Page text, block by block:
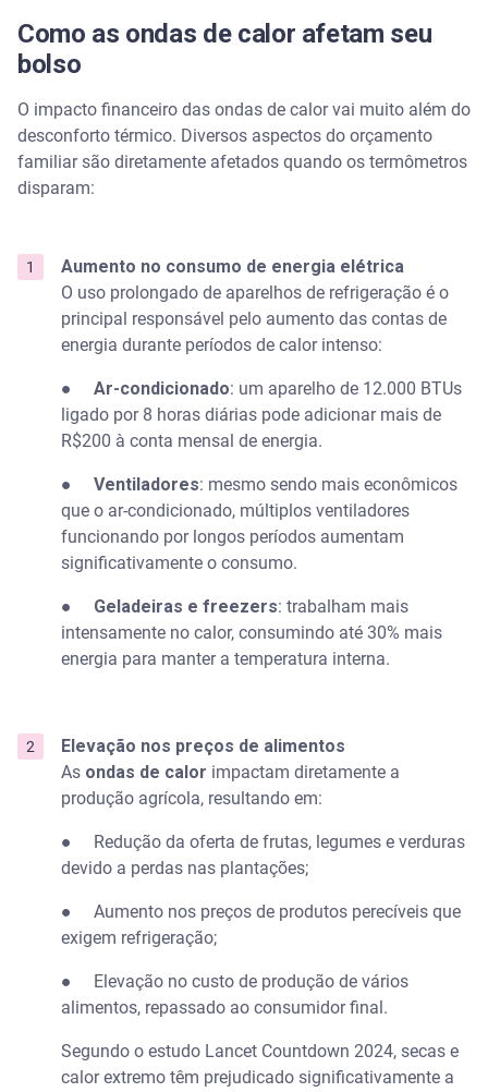
Sem título
Aproveite alternativas de menor custo
Sem título
Sem título
Reduza fontes internas de calor
Sem título
Otimize o uso da geladeira
Sem título
Planeje suas compras de alimentos
Sem título
Economize água sem comprometer a hidratação
Invista em soluções de longo prazo
Sem título
Adapte a rotina às temperaturas
Sem título
Monitore seus gastos
Aprenda a economizar
Como as ondas de calor afetam seu
bolso
O impacto financeiro das ondas de calor vai muito além do
desconforto térmico. Diversos aspectos do orçamento
familiar são diretamente afetados quando os termômetros
disparam:
Aumento no consumo de energia elétrica
O uso prolongado de aparelhos de refrigeração é o
principal responsável pelo aumento das contas de
energia durante períodos de calor intenso:
● Ar-condicionado: um aparelho de 12.000 BTUs
ligado por 8 horas diárias pode adicionar mais de
R$200 à conta mensal de energia.
● Ventiladores: mesmo sendo mais econômicos
que o ar-condicionado, múltiplos ventiladores
funcionando por longos períodos aumentam
significativamente o consumo.
● Geladeiras e freezers: trabalham mais
intensamente no calor, consumindo até 30% mais
energia para manter a temperatura interna.
Elevação nos preços de alimentos
As ondas de calor impactam diretamente a
produção agrícola, resultando em:
● Redução da oferta de frutas, legumes e verduras
devido a perdas nas plantações;
● Aumento nos preços de produtos perecíveis que
exigem refrigeração;
● Elevação no custo de produção de vários
alimentos, repassado ao consumidor final.
Segundo o estudo Lancet Countdown 2024, secas e
calor extremo têm prejudicado significativamente a